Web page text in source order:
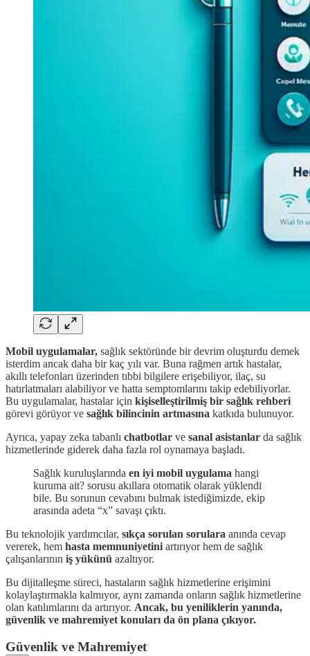
Mobil uygulamalar, sağlık sektöründe bir devrim oluşturdu demek
isterdim ancak daha bir kaç yılı var. Buna rağmen artık hastalar,
akıllı telefonları üzerinden tıbbi bilgilere erişebiliyor, ilaç, su
hatırlatmaları alabiliyor ve hatta semptomlarını takip edebiliyorlar.
Bu uygulamalar, hastalar için kişiselleştirilmiş bir sağlık rehberi
görevi görüyor ve sağlık bilincinin artmasına katkıda bulunuyor.
Ayrıca, yapay zeka tabanlı chatbotlar ve sanal asistanlar da sağlık
hizmetlerinde giderek daha fazla rol oynamaya başladı.
Sağlık kuruluşlarında en iyi mobil uygulama hangi
kuruma ait? sorusu akıllara otomatik olarak yüklendi
bile. Bu sorunun cevabını bulmak istediğimizde, ekip
arasında adeta “x” savaşı çıktı.
Bu teknolojik yardımcılar, sıkça sorulan sorulara anında cevap
vererek, hem hasta memnuniyetiniartırıyor hem de sağlık
çalışanlarının iş yükünü azaltıyor.
Bu dijitalleşme süreci, hastaların sağlık hizmetlerine erişimini
kolaylaştırmakla kalmıyor, aynı zamanda onların sağlık hizmetlerine
olan katılımlarını da artırıyor. Ancak, bu yeniliklerin yanında,
güvenlik ve mahremiyet konuları da ön plana çıkıyor.
Güvenlik ve Mahremiyet